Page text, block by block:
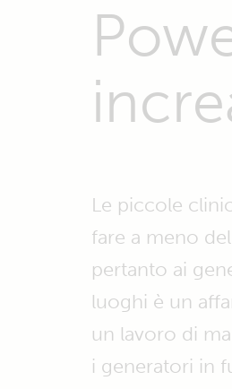
Le piccole
fare a meno
pertanto ai
luoghi è un
un lavoro di
i generatori in